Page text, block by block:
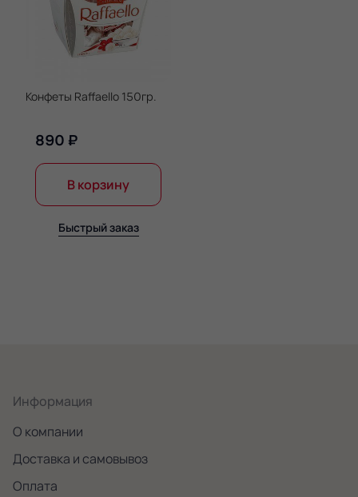
Конфеты Raffaello 150гр.
890 ₽
В корзину
Быстрый заказ
Информация
О компании
Доставка и самовывоз
Оплата